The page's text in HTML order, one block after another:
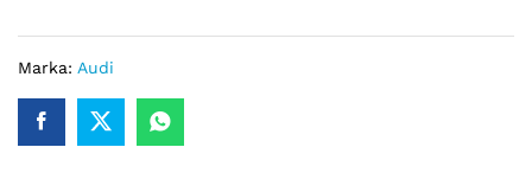
Audi
A6
2004
-
Marka: Audi